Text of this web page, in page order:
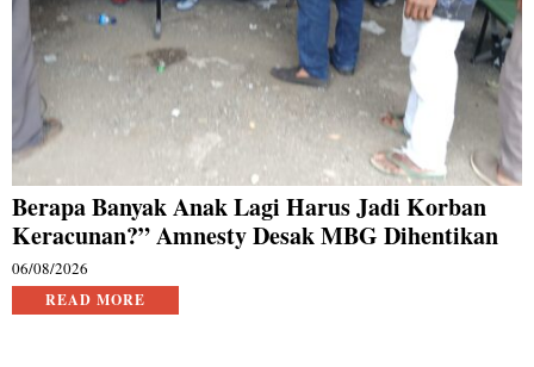
Berapa Banyak Anak Lagi Harus Jadi Korban
Keracunan?” Amnesty Desak MBG Dihentikan
06/08/2026
READ MORE